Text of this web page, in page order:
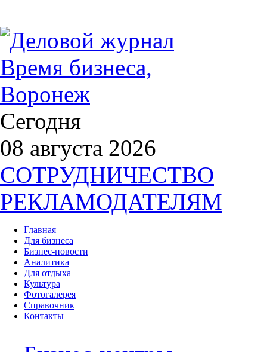
Сегодня
08 августа 2026
СОТРУДНИЧЕСТВО
РЕКЛАМОДАТЕЛЯМ
Главная
Для бизнеса
Бизнес-новости
Аналитика
Для отдыха
Культура
Фотогалерея
Справочник
Контакты